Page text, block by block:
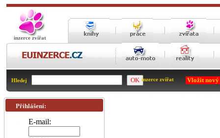
inzerce zvířat
Hledej inzerce zvířat Vložit
Přihlášení:
E-mail: